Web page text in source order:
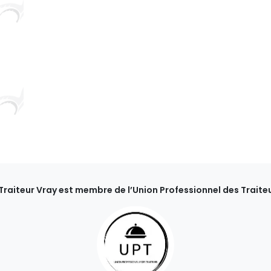
Vray est membre de l’Union Professionnel des